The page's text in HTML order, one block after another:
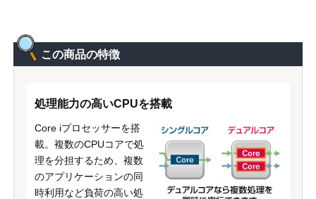
この商品の特徴
処理能力の高いCPUを搭載
Core iプロセッサーを搭
載。複数のCPUコアで処
理を分担するため、複数
のアプリケーションの同
時利用など負荷の高い処